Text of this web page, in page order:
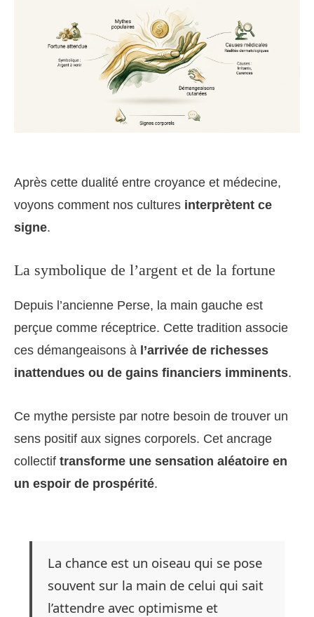
Après cette dualité entre croyance et médecine,
voyons comment nos cultures interprètent ce
signe.
La symbolique de l’argent et de la fortune
Depuis l’ancienne Perse, la main gauche est
perçue comme réceptrice. Cette tradition associe
ces démangeaisons à l’arrivée de richesses
inattendues ou de gains financiers imminents.
Ce mythe persiste par notre besoin de trouver un
sens positif aux signes corporels. Cet ancrage
collectif transforme une sensation aléatoire en
un espoir de prospérité.
La chance est un oiseau qui se pose
souvent sur la main de celui qui sait
l’attendre avec optimisme et